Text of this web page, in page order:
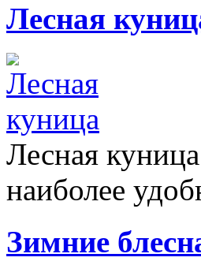
Лесная
Лесная
наиболее
Зимние